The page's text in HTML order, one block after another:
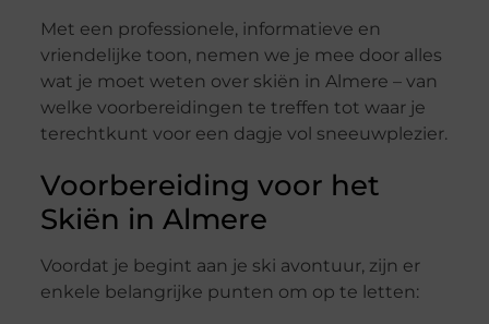
Met een professionele, informatieve en
vriendelijke toon, nemen we je mee door alles
wat je moet weten over skiën in Almere – van
welke voorbereidingen te treffen tot waar je
terechtkunt voor een dagje vol sneeuwplezier.
Voorbereiding voor het
Skiën in Almere
Voordat je begint aan je ski avontuur, zijn er
enkele belangrijke punten om op te letten: